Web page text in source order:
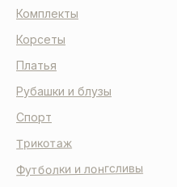
Корсеты
Платья
Комплекты
Спорт
Рубашки и блузы
Трикотаж
Футболки и лонгсливы